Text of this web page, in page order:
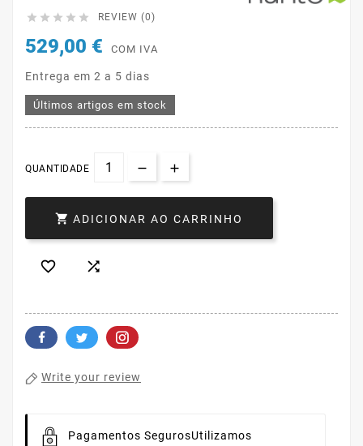
     REVIEW (0)
529,00 € COM IVA
Entrega em 2 a 5 dias
Últimos artigos em stock
QUANTIDADE
 ADICIONAR AO CARRINHO
 
Write your review
Pagamentos SegurosUtilizamos